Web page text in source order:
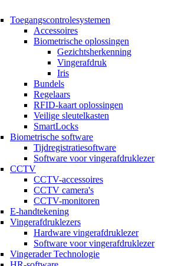
Toegangscontrolesystemen
Accessoires
Biometrische oplossingen
Gezichtsherkenning
Vingerafdruk
Iris
Bundels
Regelaars
RFID-kaart oplossingen
Veilige sleutelkasten
SmartLocks
Biometrische software
Tijdregistratiesoftware
Software voor vingerafdruklezer
CCTV
CCTV-accessoires
CCTV camera's
CCTV-monitoren
E-handtekening
Vingerafdruklezers
Hardware vingerafdruklezer
Software voor vingerafdruklezer
Vingerader Technologie